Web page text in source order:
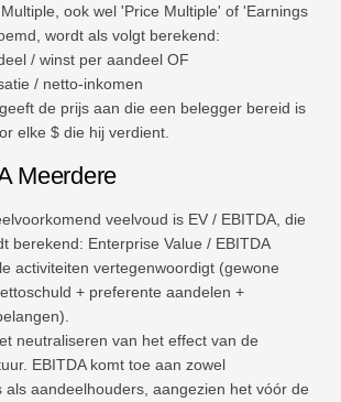
ook wel 'Price Multiple' of 'Earnings
wordt als volgt berekend:
/ winst per aandeel OF
/ netto-inkomen
de prijs aan die een belegger bereid is
elke $ die hij verdient.
Meerdere
veelvoud is EV / EBITDA, die
berekend: Enterprise Value / EBITDA
activiteiten vertegenwoordigt (gewone
+ preferente aandelen +
neutraliseren van het effect van de
EBITDA komt toe aan zowel
als aandeelhouders, aangezien het vóór de